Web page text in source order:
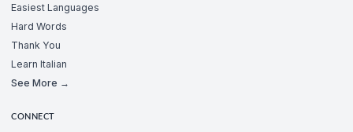
Easiest Languages
Hard Words
Thank You
Learn Italian
See More →
CONNECT